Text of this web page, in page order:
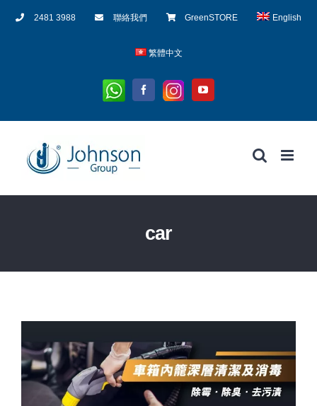
2481 3988 聯絡我們 GreenSTORE English
繁體中文
Whatsapp
Facebook
Instagram
YouTube
car